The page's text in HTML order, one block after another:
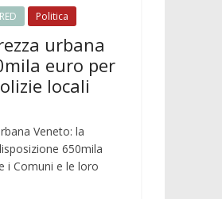
Politica
urbana
euro per
locali
Veneto: la
650mila
i Comuni e le loro